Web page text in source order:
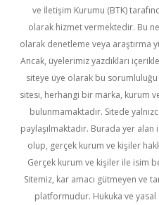
ve İletişim Kurumu (BTK)
olarak hizmet vermektedir. Bu
olarak denetleme veya araştırma
Ancak, üyelerimiz yazdıkları
siteye üye olarak bu
sitesi, herhangi bir marka, kurum
bulunmamaktadır. Sitede
paylaşılmaktadır. Burada yer
olup, gerçek kurum ve kişiler
Gerçek kurum ve kişiler ile isim
Sitemiz, kar amacı gütmeyen ve
platformudur. Hukuka ve yasal